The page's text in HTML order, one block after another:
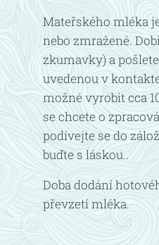
Mateřského mléka
nebo zmražené.
zkumavky) a
uvedenou v
možné vyrobit cca
se chcete o
podívejte se do
buďte s láskou..
Doba dodání
převzetí mléka.